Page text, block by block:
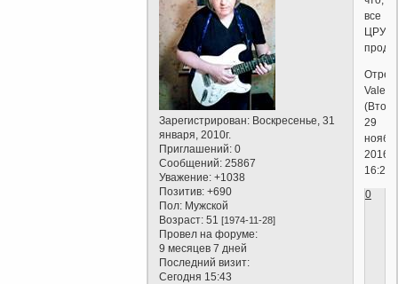
Зарегистрирован: Воскресенье, 31
января, 2010г.
Приглашений: 0
Сообщений: 25867
Уважение: +1038
Позитив: +690
Пол: Мужской
Возраст: 51[1974-11-28]
Провел на форуме:
9 месяцев 7 дней
Последний визит:
Сегодня 15:43
все
ЦРУ
29
2016г.
16:27)
0